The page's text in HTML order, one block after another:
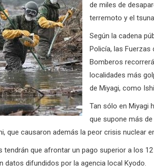
de miles de
terremoto y el
Según la cadena
Policía, las
Bomberos
localidades más
de Miyagi, como
Tan sólo en Miyagi
que supone más
que causaron además la peor crisis nuclear
que afrontar un pago superior a los
datos difundidos por la agencia local Kyodo.